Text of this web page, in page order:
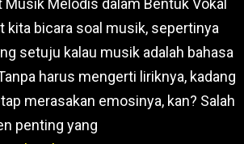
Musik Melodis dalam Bentuk Vokal
kita bicara soal musik, sepertinya
setuju kalau musik adalah bahasa
harus mengerti liriknya, kadang
merasakan emosinya, kan? Salah
penting yang